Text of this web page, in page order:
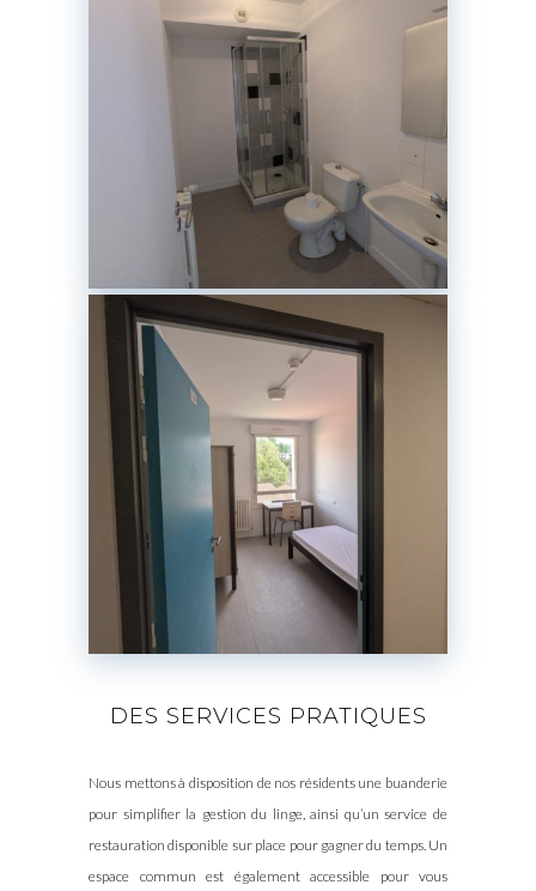
DES SERVICES PRATIQUES
Nous mettons à disposition de nos résidents une buanderie
pour simplifier la gestion du linge, ainsi qu’un service de
restauration disponible sur place pour gagner du temps. Un
espace commun est également accessible pour vous